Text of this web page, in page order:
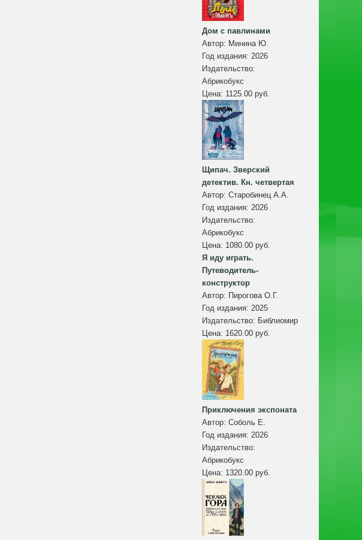
Дом с павлинами
Автор: Минина Ю.
Год издания: 2026
Издательство:
Абрикобукс
Цена: 1125.00 руб.
Щипач. Зверский
детектив. Кн. четвертая
Автор: Старобинец А.А.
Год издания: 2026
Издательство:
Абрикобукс
Цена: 1080.00 руб.
Я иду играть.
Путеводитель-
конструктор
Автор: Пирогова О.Г.
Год издания: 2025
Издательство: Библиомир
Цена: 1620.00 руб.
Приключения экспоната
Автор: Соболь Е.
Год издания: 2026
Издательство:
Абрикобукс
Цена: 1320.00 руб.